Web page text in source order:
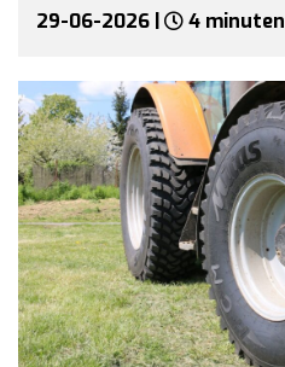
29-06-2026 | 4 minuten